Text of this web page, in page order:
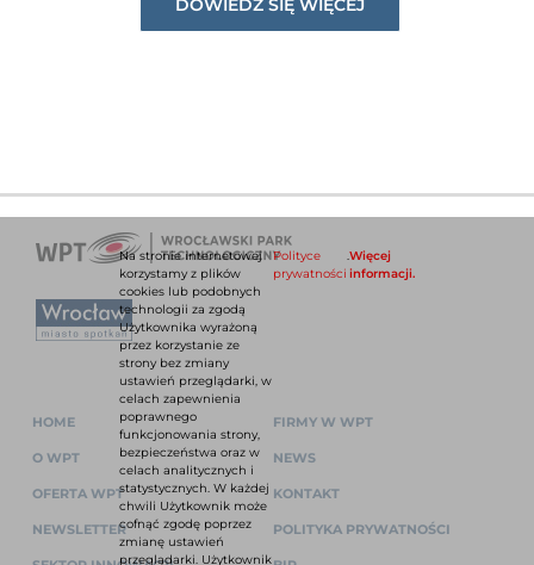
DOWIEDZ SIĘ WIĘCEJ
HOME
O WPT
OFERTA WPT
NEWSLETTER
FIRMY W WPT
NEWS
KONTAKT
POLITYKA PRYWATNOŚCI
Na stronie internetowej
korzystamy z plików
cookies lub podobnych
technologii za zgodą
Użytkownika wyrażoną
przez korzystanie ze
strony bez zmiany
ustawień przeglądarki, w
celach zapewnienia
poprawnego
funkcjonowania strony,
bezpieczeństwa oraz w
celach analitycznych i
statystycznych. W każdej
chwili Użytkownik może
cofnąć zgodę poprzez
zmianę ustawień
przeglądarki. Użytkownik
Polityce
prywatności
Więcej
informacji.